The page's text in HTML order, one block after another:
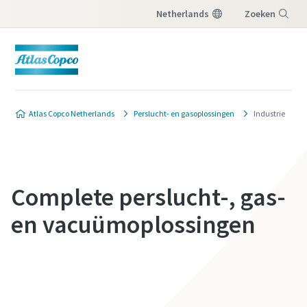
Netherlands Zoeken
Atlas Copco Netherlands Perslucht- en gasoplossingen Industrie
Complete perslucht-, gas-
en vacuümoplossingen